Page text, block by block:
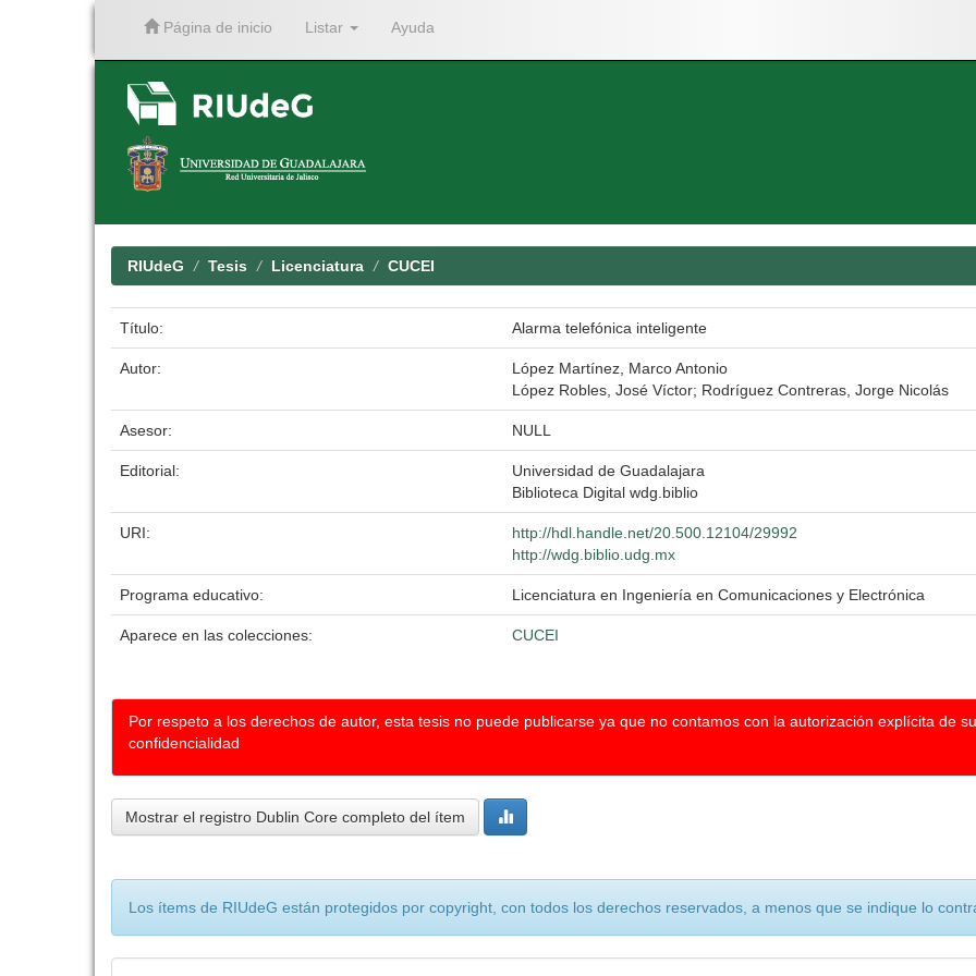
Página de inicio Listar Ayuda
RIUdeG Tesis Licenciatura CUCEI
Título: Alarma telefónica inteligente
Autor:
López Martínez, Marco Antonio
López Robles, José Víctor; Rodríguez Contreras, Jorge Nicolás
Asesor: NULL
Editorial:
Universidad de Guadalajara
Biblioteca Digital wdg.biblio
URI:
http://hdl.handle.net/20.500.12104/29992
http://wdg.biblio.udg.mx
Programa educativo: Licenciatura en Ingeniería en Comunicaciones y Electrónica
Aparece en las colecciones: CUCEI
Por respeto a los derechos de autor, esta tesis no puede publicarse ya que no contamos con la autorización explícita de
confidencialidad
Mostrar el registro Dublin Core completo del ítem
Los ítems de RIUdeG están protegidos por copyright, con todos los derechos reservados, a menos que se indique lo